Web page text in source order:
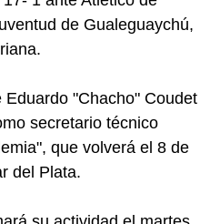
de Gualeguaychú,
"Chacho" Coudet
secretario técnico
que volverá el 8 de
del Plata.